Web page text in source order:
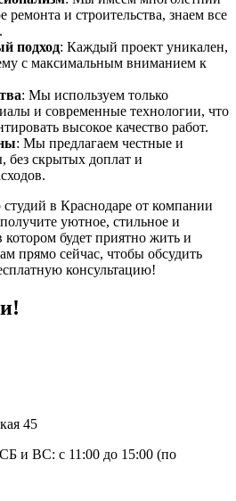
ремонта и строительства, знаем все
подход: Каждый проект уникален,
с максимальным вниманием к
: Мы используем только
и современные технологии, что
высокое качество работ.
: Мы предлагаем честные и
без скрытых доплат и
в Краснодаре от компании
уютное, стильное и
будет приятно жить и
прямо сейчас, чтобы обсудить
консультацию!
45
и ВС: с 11:00 до 15:00 (по